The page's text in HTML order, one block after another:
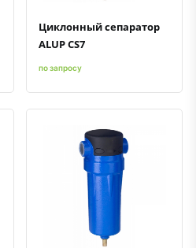
Циклонный сепаратор
ALUP CS7
по запросу
Быстрый просмотрДобавить к сравнению